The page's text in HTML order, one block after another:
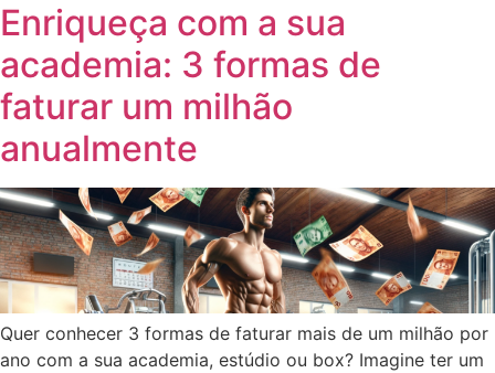
Enriqueça com a sua
academia: 3 formas de
faturar um milhão
anualmente
Quer conhecer 3 formas de faturar mais de um milhão por
ano com a sua academia, estúdio ou box? Imagine ter um